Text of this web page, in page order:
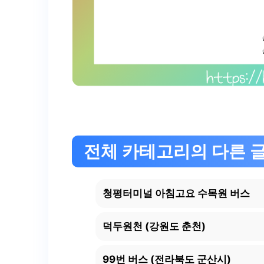
전체 카테고리의 다른
청평터미널 아침고요 수목원 버스
덕두원천 (강원도 춘천)
99번 버스 (전라북도 군산시)